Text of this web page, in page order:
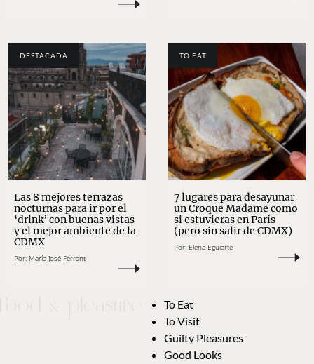
DESTACADA
Las 8 mejores terrazas
nocturnas para ir por el
‘drink’ con buenas vistas
y el mejor ambiente de la
CDMX
Por: María José Ferrant
TO EAT
7 lugares para desayunar
un Croque Madame como
si estuvieras en París
(pero sin salir de CDMX)
Por: Elena Eguiarte
To Eat
To Visit
Guilty Pleasures
Good Looks